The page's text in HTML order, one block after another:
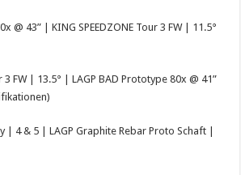
@ 43” | KING SPEEDZONE Tour 3 FW | 11.5°
3 FW | 13.5° | LAGP BAD Prototype 80x @ 41”
| 4 & 5 | LAGP Graphite Rebar Proto Schaft |